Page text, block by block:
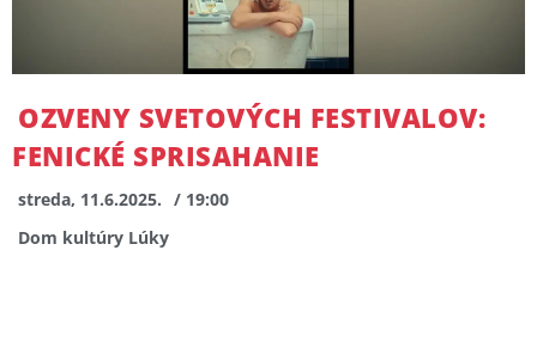
OZVENY SVETOVÝCH FESTIVALOV:
FENICKÉ SPRISAHANIE
streda, 11.6.2025. / 19:00
Dom kultúry Lúky